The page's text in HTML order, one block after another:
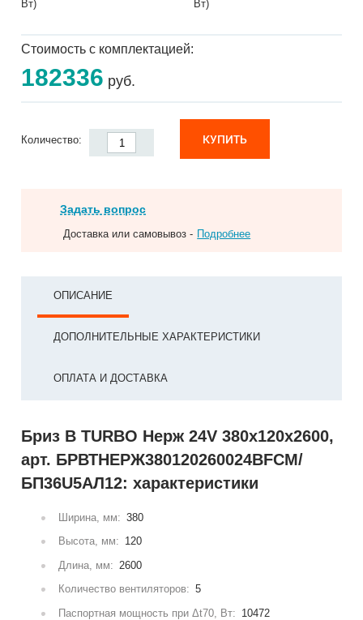
Вт) Вт)
Стоимость с комплектацией:
182336 руб.
Количество: КУПИТЬ
Задать вопрос
Доставка или самовывоз - Подробнее
ОПИСАНИЕ
ДОПОЛНИТЕЛЬНЫЕ ХАРАКТЕРИСТИКИ
ОПЛАТА И ДОСТАВКА
Бриз В TURBO Нерж 24V 380х120х2600,
арт. БРВТНЕРЖ380120260024ВFCM/
БП36U5АЛ12: характеристики
Ширина, мм: 380
Высота, мм: 120
Длина, мм: 2600
Количество вентиляторов: 5
Паспортная мощность при Δt70, Вт: 10472